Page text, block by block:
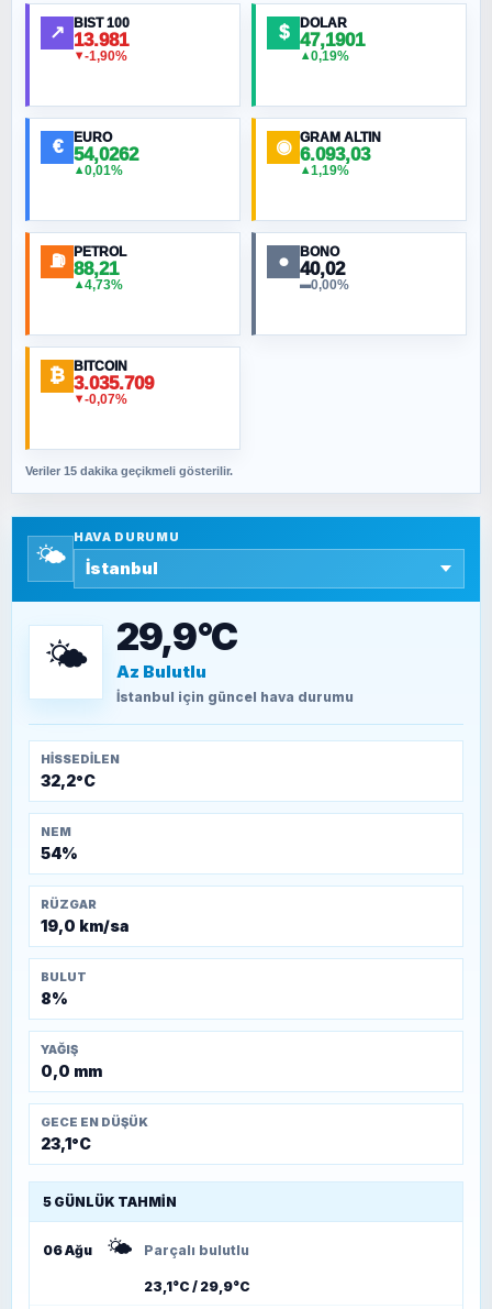
Ortadoğu Haritasının Provası mı?
MURAT ÖZKAN
NURETTIN BÖLÜK
ORHAN KILIÇOĞLU
Fahişeye beyinli bir müstevli alçağına
SAVAŞ ŞAHİN
SEYFULLAH ÇİÇEK
TEOMAN ALPASLAN
Kütahya-Eskişehir Muharebeleri (10-24
↗ BIST 100
13.981
▼-1,90%
$ DOLAR
47,1901
▲0,19%
€ EURO
54,0262
▲0,01%
◉ GRAM ALTIN
6.093,03
▲1,19%
⛽ PETROL
88,21
▲4,73%
● BONO
40,02
▬0,00%
₿ BITCOIN
3.035.709
▼-0,07%
Veriler 15 dakika geçikmeli gösterilir.
🌤️
HAVA DURUMU
🌤️ 29,9°C
Az Bulutlu
İstanbul için güncel hava durumu
HISSEDILEN
32,2°C
NEM
54%
RÜZGAR
19,0 km/sa
BULUT
8%
YAĞIŞ
0,0 mm
GECE EN DÜŞÜK
23,1°C
5 GÜNLÜK TAHMIN
06 Ağu 🌤️ Parçalı bulutlu
23,1°C / 29,9°C